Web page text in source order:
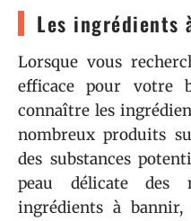
Les ingrédients
Lorsque vous
efficace pour votre
connaître les
nombreux produits
des substances
peau délicate des
ingrédients à